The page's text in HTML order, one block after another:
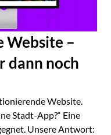
Website –
dann noch
Website.
Stadt-App?“ Eine
Unsere Antwort: